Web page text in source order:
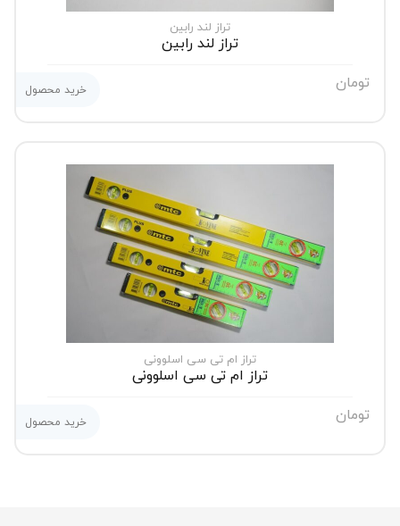
تراز لند رابین
تراز لند رابین
تومان خرید محصول
تراز ام تی سی اسلوونی
تراز ام تی سی اسلوونی
تومان خرید محصول